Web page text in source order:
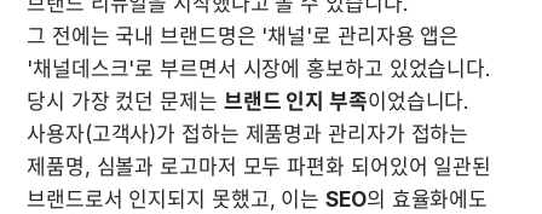
그 전에는 국내 브랜드명은 '채널'로 관리자용 앱은
'채널데스크'로 부르면서 시장에 홍보하고 있었습니다.
당시 가장 컸던 문제는 브랜드 인지 부족이었습니다.
사용자(고객사)가 접하는 제품명과 관리자가 접하는
제품명, 심볼과 로고마저 모두 파편화 되어있어 일관된
브랜드로서 인지되지 못했고, 이는 SEO의 효율화에도